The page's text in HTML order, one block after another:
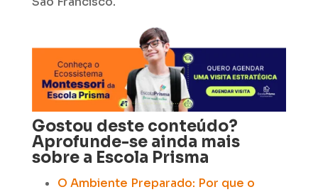
Gostou deste conteúdo?
Aprofunde-se ainda mais
sobre a Escola Prisma
O Ambiente Preparado: Por que o